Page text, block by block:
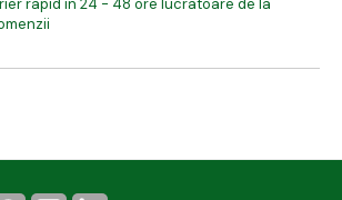
rapid in 24 - 48 ore lucratoare de la